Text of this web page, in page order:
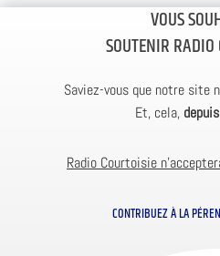
VOUS
SOUTENIR RADIO
Saviez-vous que notre site
Et, cela,
Radio Courtoisie
CONTRIBUEZ À LA